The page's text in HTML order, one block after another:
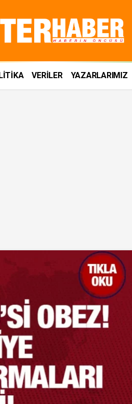
VERİLER YAZARLARIMIZ